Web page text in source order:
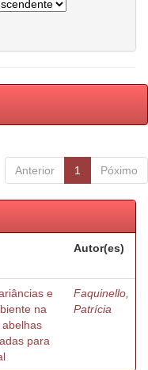
Anterior 1 Póximo
Autor(es)
e
na
para
Faquinello,
Patrícia